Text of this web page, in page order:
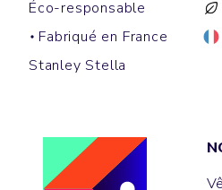
Éco-responsable
Fabriqué en France
Stanley Stella